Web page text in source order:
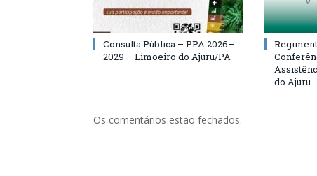
Consulta Pública – PPA 2026–
2029 – Limoeiro do Ajuru/PA
do Ajuru
Os comentários estão fechados.